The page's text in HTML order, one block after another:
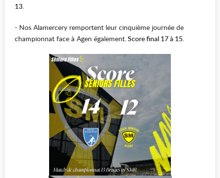
13.
- Nos Alamercery remportent leur cinquième journée de
championnat face à Agen également.Score final 17 à 15.